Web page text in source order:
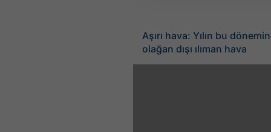
Aşırı hava: Yılın bu
olağan dışı ılıman hava